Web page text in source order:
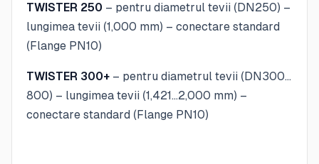
TWISTER 250 – pentru diametrul tevii (DN250) –
lungimea tevii (1,000 mm) – conectare standard
(Flange PN10)
TWISTER 300+ – pentru diametrul tevii (DN300…
800) – lungimea tevii (1,421…2,000 mm) –
conectare standard (Flange PN10)